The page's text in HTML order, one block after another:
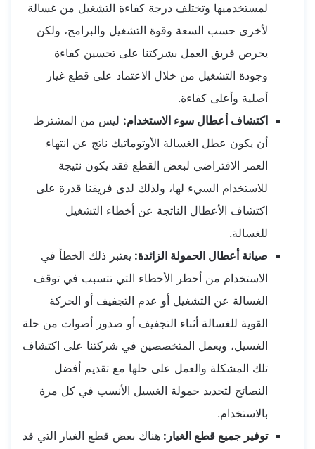
لمستخدميها وتختلف درجة كفاءة التشغيل من غسالة
لأخرى حسب السعة وقوة التشغيل والبرامج، ولكن
يحرص فريق العمل بشركتنا على تحسين كفاءة
وجودة التشغيل من خلال الاعتماد على قطع غيار
أصلية وأعلى كفاءة.
اكتشاف أعطال سوء الاستخدام: ليس من المشترط
أن يكون عطل الغسالة الأوتوماتيك ناتج عن انتهاء
العمر الافتراضي لبعض القطع فقد يكون نتيجة
للاستخدام السيء لها، ولذلك لدى فريقنا قدرة على
اكتشاف الأعطال الناتجة عن أخطاء التشغيل
للغسالة.
صيانة أعطال الحمولة الزائدة: يعتبر ذلك الخطأ في
الاستخدام من أخطر الأخطاء التي تتسبب في توقف
الغسالة عن التشغيل أو عدم التجفيف أو الحركة
القوية للغسالة أثناء التجفيف أو صدور أصوات من حلة
الغسيل، ويعمل المتخصصين في شركتنا على اكتشاف
تلك المشكلة والعمل على حلها مع تقديم أفضل
النصائح لتحديد حمولة الغسيل الأنسب في كل مرة
بالاستخدام.
توفير جميع قطع الغيار: هناك بعض قطع الغيار التي قد